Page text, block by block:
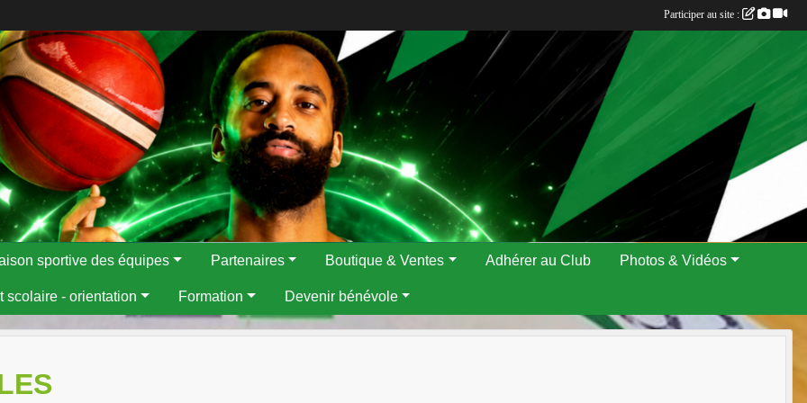
sportive des équipes Partenaires Boutique & Ventes Adhérer au Club Photos & Vidéos
scolaire - orientation Formation Devenir bénévole
Participer au site :